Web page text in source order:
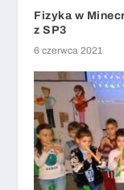
Fizyka w
z SP3
6 czerwca 2021